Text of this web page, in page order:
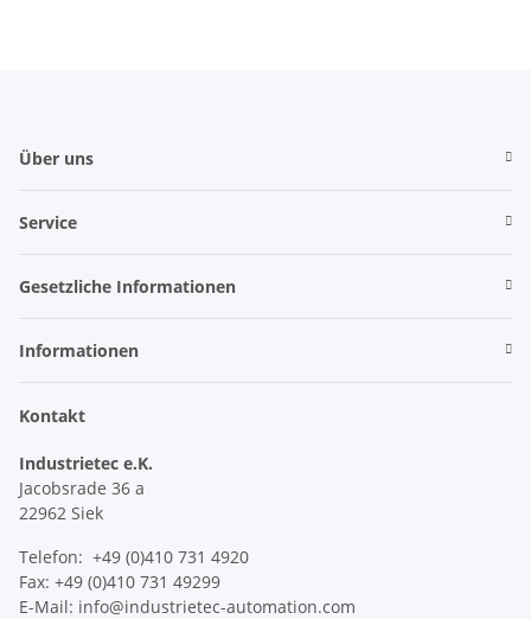
Über uns
Service
Gesetzliche Informationen
Informationen
Kontakt
Industrietec e.K.
Jacobsrade 36 a
22962 Siek
Telefon: +49 (0)410 731 4920
Fax: +49 (0)410 731 49299
E-Mail: info@industrietec-automation.com